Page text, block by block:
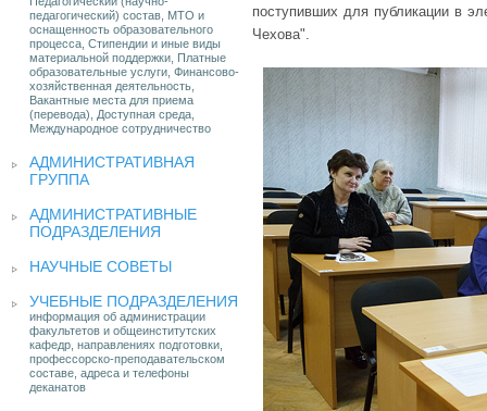
педагогический) состав, МТО и
оснащенность образовательного
процесса, Стипендии и иные виды
материальной поддержки, Платные
образовательные услуги, Финансово-
хозяйственная деятельность,
Вакантные места для приема
(перевода), Доступная среда,
Международное сотрудничество
АДМИНИСТРАТИВНАЯ
ГРУППА
АДМИНИСТРАТИВНЫЕ
ПОДРАЗДЕЛЕНИЯ
НАУЧНЫЕ СОВЕТЫ
УЧЕБНЫЕ ПОДРАЗДЕЛЕНИЯ
информация об администрации
факультетов и общеинститутских
кафедр, направлениях подготовки,
профессорско-преподавательском
составе, адреса и телефоны
деканатов
поступивших для публикации в
Чехова".